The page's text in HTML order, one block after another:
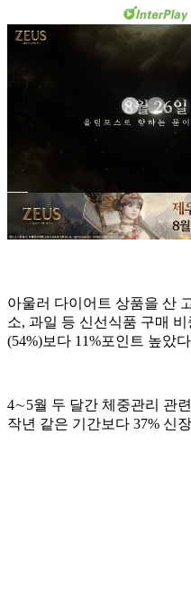
아울러 다이어트 상품을 산
소, 과일 등 신선식품 구매
(54%)보다 11%포인트 높았
4∼5월 두 달간 체중관리 관
작년 같은 기간보다 37% 신